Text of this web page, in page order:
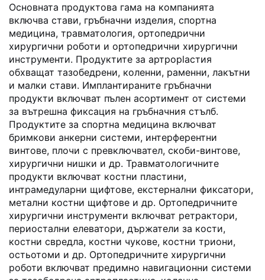
Основната продуктова гама на компанията
включва стави, гръбначни изделия, спортна
медицина, травматология, ортопедрични
хирургични роботи и ортопедрични хирургични
инструменти. Продуктите за артроplастия
обхващат тазобедрени, коленни, раменни, лакътни
и малки стави. Имплантираните гръбначни
продукти включват пълен асортимент от системи
за вътрешна фиксация на гръбначния стълб.
Продуктите за спортна медицина включват
бримкови анкерни системи, интерферентни
винтове, плочи с превключвател, скоби-винтове,
хирургични нишки и др. Травматологичните
продукти включват костни пластини,
интрамедуларни щифтове, екстернални фиксатори,
метални костни щифтове и др. Ортопедричните
хирургични инструменти включват ретрактори,
периостални елеватори, държатели за кости,
костни свредла, костни чукове, костни триони,
остьотоми и др. Ортопедричните хирургични
роботи включват предимно навигационни системи